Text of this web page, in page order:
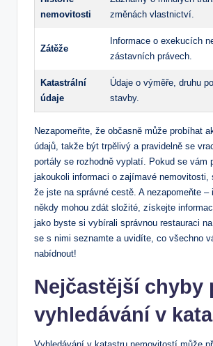
nemovitosti
změnách vlastnictví.
Zátěže
Informace o exekucích
zástavních právech.
Katastrální
údaje
Údaje o výměře, druhu
stavby.
Nezapomeňte, že občasně může probíhat
údajů, takže být trpělivý a pravidelně se
portály se rozhodně vyplatí. Pokud se vám
jakoukoli informaci o zajímavé nemovitosti,
že jste na správné cestě. A nezapomeňte –
někdy mohou zdát složité, získejte
jako byste si vybírali správnou restauraci
se s nimi seznamte a uvidíte, co všechno
nabídnout!
Nejčastější chyby
vyhledávání v